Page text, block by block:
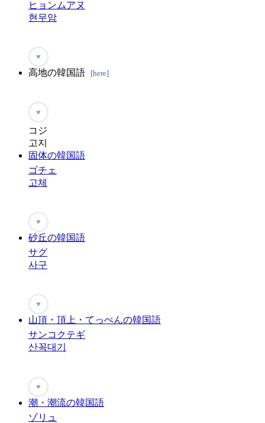
ヒョンムアヌ
현무암
♥
高地の韓国語 [here]
♥
コジ
고지
固体の韓国語
ゴチェ
고체
♥
砂丘の韓国語
サグ
사구
♥
山頂・頂上・てっぺんの韓国語
サンコクテギ
산꼭대기
♥
潮・潮流の韓国語
ゾリュ